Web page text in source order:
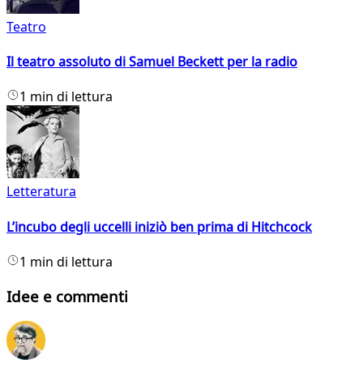
Teatro
Il teatro assoluto di Samuel Beckett per la radio
1 min di lettura
Letteratura
L’incubo degli uccelli iniziò ben prima di Hitchcock
1 min di lettura
Idee e commenti